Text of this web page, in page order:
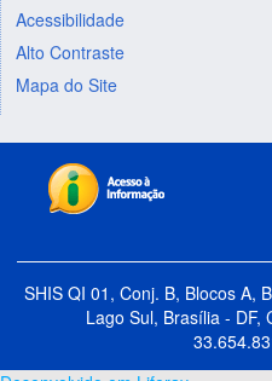
Acessibilidade
Alto Contraste
Mapa do Site
SHIS QI 01, Conj. B, Blocos A,
Lago Sul, Brasília - DF,